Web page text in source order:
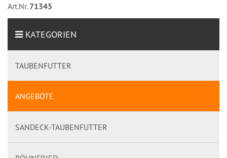
Art.Nr. 71345
KATEGORIEN
TAUBENFUTTER
ANGEBOTE
SANDECK-TAUBENFUTTER